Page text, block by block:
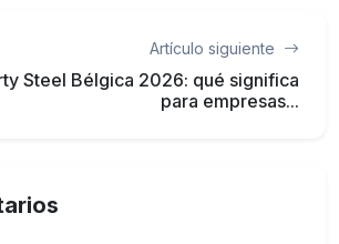
Artículo siguiente
Steel Bélgica 2026: qué significa
para empresas...